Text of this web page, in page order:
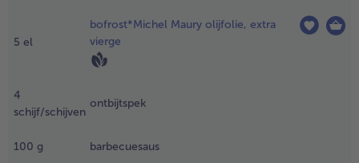
5 el
bofrost*Michel Maury olijfolie, extra
vierge
4
schijf/schijven
ontbijtspek
100 g barbecuesaus
laat ong.
garen
matig